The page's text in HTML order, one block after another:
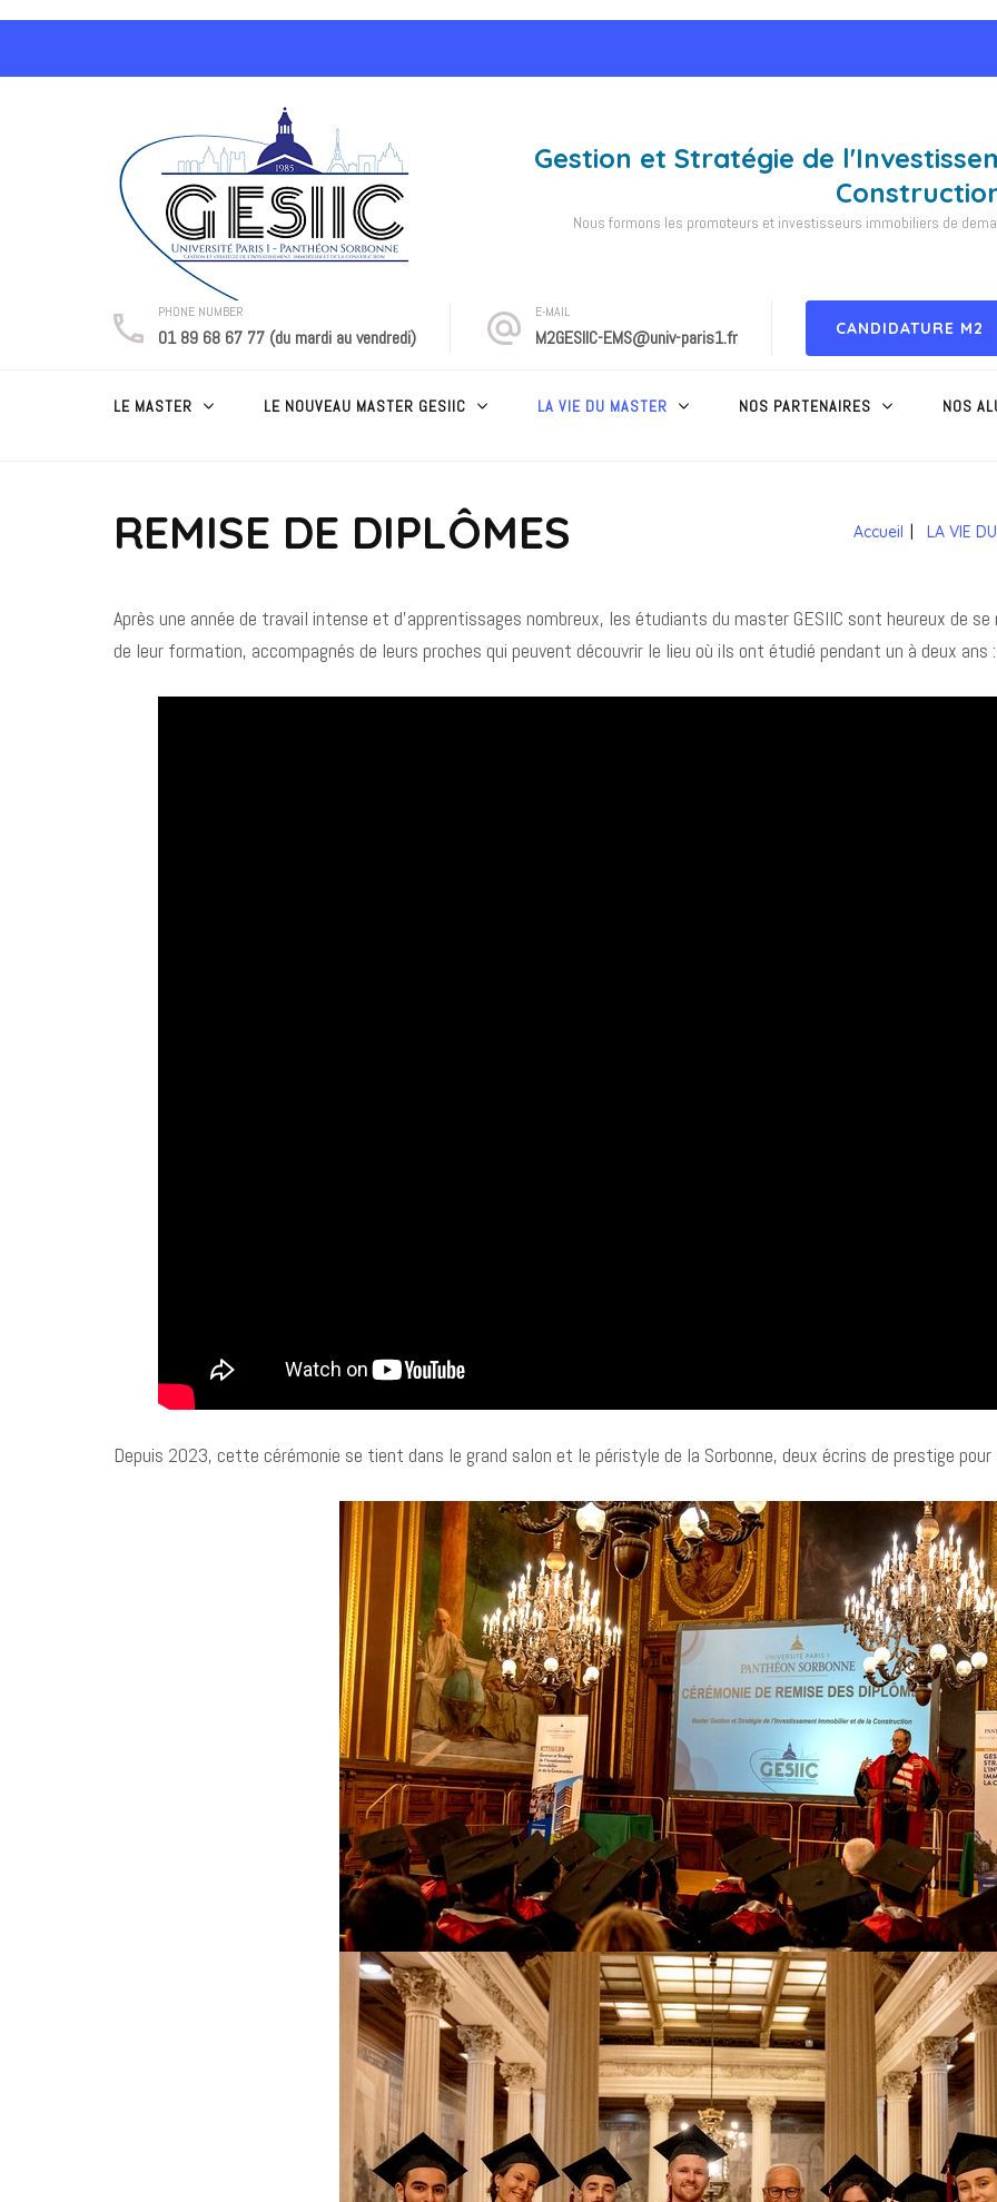
Aller
contenu
Gestion et Stratégie de
Nous formons les promoteurs et investisseurs immobiliers de
PHONE NUMBER
01 89 68 67 77 (du mardi au vendredi)
E-MAIL
M2GESIIC-EMS@univ-paris1.fr CANDIDATURE M2
LE MASTER LE NOUVEAU MASTER GESIIC LA VIE DU MASTER NOS PARTENAIRES NOS
REMISE DE DIPLÔMES Accueil LA VIE
Après une année de travail intense et d’apprentissages nombreux, les étudiants du master GESIIC sont heureux de
de leur formation, accompagnés de leurs proches qui peuvent découvrir le lieu où ils ont étudié pendant un à deux ans :
Depuis 2023, cette cérémonie se tient dans le grand salon et le péristyle de la Sorbonne, deux écrins de prestige